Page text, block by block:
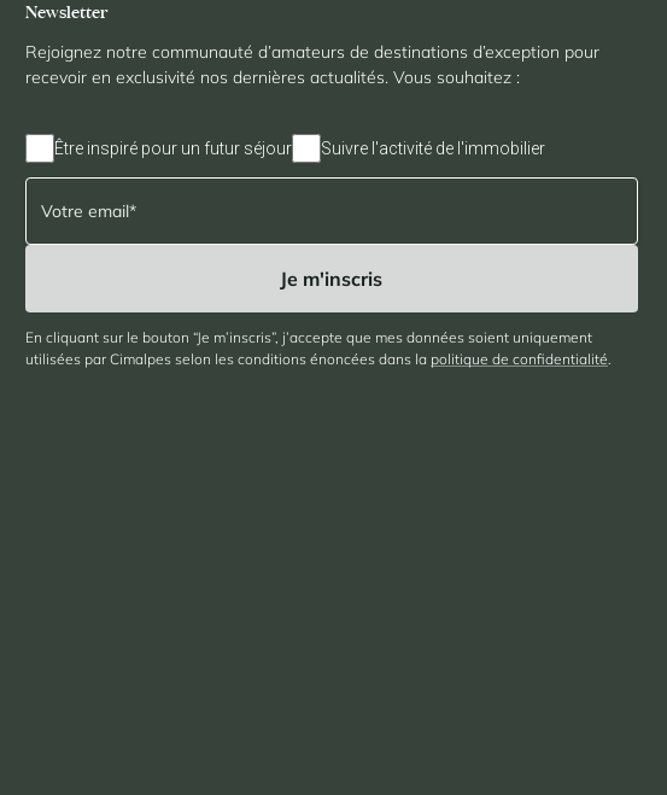
Newsletter
Rejoignez notre communauté d’amateurs de destinations d’exception pour
recevoir en exclusivité nos dernières actualités. Vous souhaitez :
Être inspiré pour un futur séjour Suivre l'activité de l'immobilier
En cliquant sur le bouton “Je m’inscris”, j’accepte que mes données soient uniquement
utilisées par Cimalpes selon les conditions énoncées dans la politique de confidentialité.